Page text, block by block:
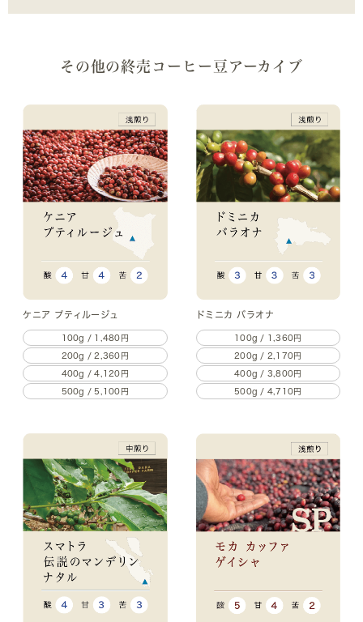
その他の終売コーヒー豆アーカイブ
ケニア プティルージュ
100g / 1,480円
200g / 2,360円
400g / 4,120円
500g / 5,100円
ドミニカ バラオナ
100g / 1,360円
200g / 2,170円
400g / 3,800円
500g / 4,710円